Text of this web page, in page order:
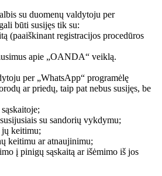
su duomenų valdytoju per
būti susijęs tik su:
(paaiškinant registracijos procedūros
apie „OANDA“ veiklą.
per „WhatsApp“ programėlę
ar priedų, taip pat nebus susijęs, be
su sandorių vykdymu;
jų keitimu;
keitimu ar atnaujinimu;
į pinigų sąskaitą ar išėmimo iš jos